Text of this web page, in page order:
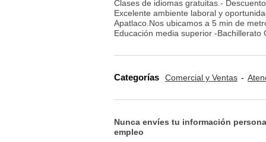
Clases de idiomas gratuitas.-
Excelente ambiente laboral y
Apatlaco.Nos ubicamos a 5 min de
Educación media superior -
Categorías Comercial y Ventas
Nunca envíes tu información
empleo